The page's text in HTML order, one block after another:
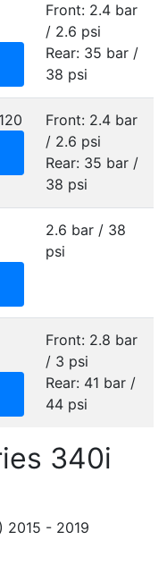
Front: 2.4 bar
/ 2.6 psi
Rear: 35 bar /
38 psi
Front: 2.4 bar
/ 2.6 psi
Rear: 35 bar /
38 psi
2.6 bar / 38
psi
Front: 2.8 bar
/ 3 psi
Rear: 41 bar /
44 psi
340i
2015 - 2019